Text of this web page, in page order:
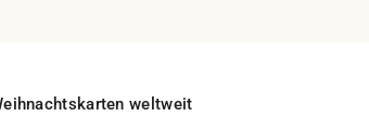
weltweit